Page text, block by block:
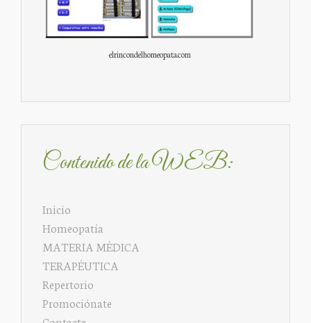
elrincondelhomeopata.com
Contenido de la WEB:
Inicio
Homeopatía
MATERIA MÉDICA
TERAPÉUTICA
Repertorio
Promociónate